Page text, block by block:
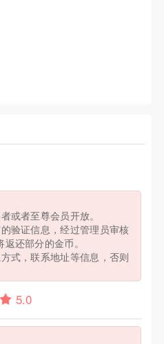
或者至尊会员开放。
验证信息，经过管理员审核
还部分的金币。
式，联系地址等信息，否则